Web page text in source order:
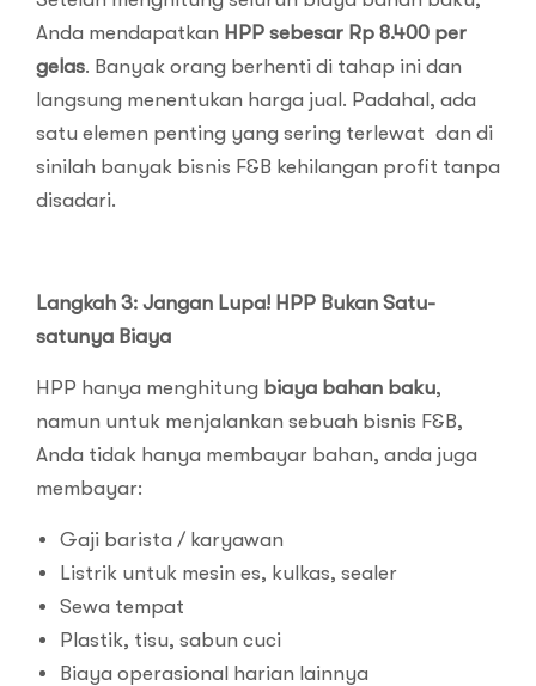
Anda mendapatkan HPP sebesar Rp 8.400 per
gelas. Banyak orang berhenti di tahap ini dan
langsung menentukan harga jual. Padahal, ada
satu elemen penting yang sering terlewat dan di
sinilah banyak bisnis F&B kehilangan profit tanpa
disadari.
Langkah 3: Jangan Lupa! HPP Bukan Satu-
satunya Biaya
HPP hanya menghitung biaya bahan baku,
namun untuk menjalankan sebuah bisnis F&B,
Anda tidak hanya membayar bahan, anda juga
membayar:
Gaji barista / karyawan
Listrik untuk mesin es, kulkas, sealer
Sewa tempat
Plastik, tisu, sabun cuci
Biaya operasional harian lainnya